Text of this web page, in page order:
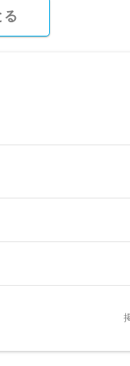
る